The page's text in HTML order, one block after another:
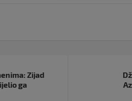
Zijad
ga